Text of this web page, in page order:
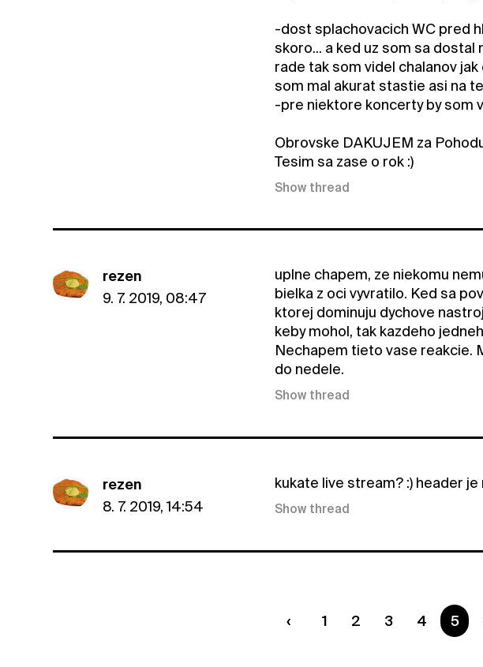
-dost splachovacich WC pred
skoro... a ked uz som sa dostal
rade tak som videl chalanov
som mal akurat stastie asi na
-pre niektore koncerty by som
Obrovske DAKUJEM za
Tesim sa zase o rok :)
Show thread
rezen
9. 7. 2019, 08:47
uplne chapem, ze niekomu
bielka z oci vyvratilo. Ked sa
ktorej dominuju dychove
keby mohol, tak kazdeho
Nechapem tieto vase reakcie.
do nedele.
Show thread
rezen
8. 7. 2019, 14:54
kukate live stream? :) header
Show thread
1 2 3 4 You
5